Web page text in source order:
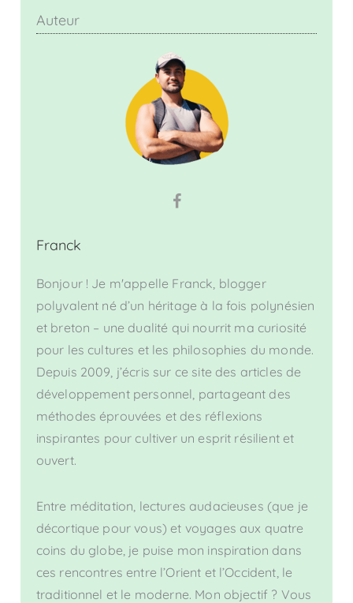
Auteur
Franck
Bonjour ! Je m'appelle Franck, blogger
polyvalent né d’un héritage à la fois polynésien
et breton – une dualité qui nourrit ma curiosité
pour les cultures et les philosophies du monde.
Depuis 2009, j’écris sur ce site des articles de
développement personnel, partageant des
méthodes éprouvées et des réflexions
inspirantes pour cultiver un esprit résilient et
ouvert.
Entre méditation, lectures audacieuses (que je
décortique pour vous) et voyages aux quatre
coins du globe, je puise mon inspiration dans
ces rencontres entre l’Orient et l’Occident, le
traditionnel et le moderne. Mon objectif ? Vous